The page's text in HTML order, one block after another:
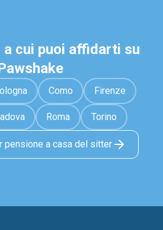
cui puoi affidarti su
Como Firenze
Roma Torino
pensione a casa del sitter